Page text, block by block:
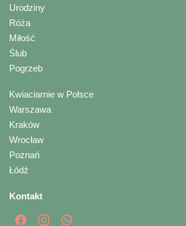
Urodziny
Róża
Miłość
Ślub
Pogrzeb
Kwiaciarnie w Polsce
Warszawa
Kraków
Wrocław
Poznań
Łódź
Kontakt